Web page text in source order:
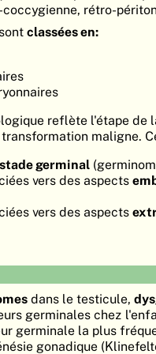
rétro-
classées en:
reflète l'étape de
maligne.
stade germinal
vers des aspects
vers des aspects
dans le testicule,
germinales chez
germinale la plus
gonadique